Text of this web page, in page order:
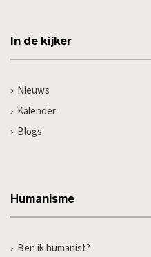
In de kijker
Nieuws
Kalender
Blogs
Humanisme
Ben ik humanist?